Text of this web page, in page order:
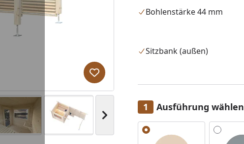
Nächstes Bild anzeigen
Produkt zur Wunschliste hinzufügen
Bohlenstärke 44 mm
Sitzbank (außen)
Ausführung wählen
Alle anzeigen (5)